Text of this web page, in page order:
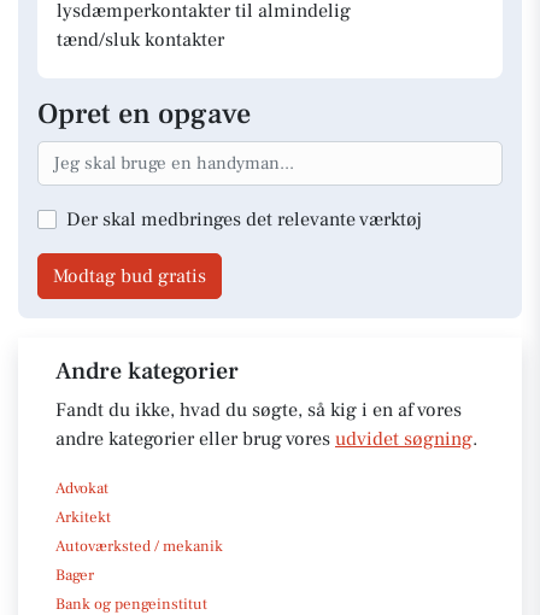
lysdæmperkontakter til almindelig
tænd/sluk kontakter
Opret en opgave
Der skal medbringes det relevante værktøj
Modtag bud gratis
Andre kategorier
Fandt du ikke, hvad du søgte, så kig i en af vores
andre kategorier eller brug vores udvidet søgning.
Advokat
Arkitekt
Autoværksted / mekanik
Bager
Bank og pengeinstitut